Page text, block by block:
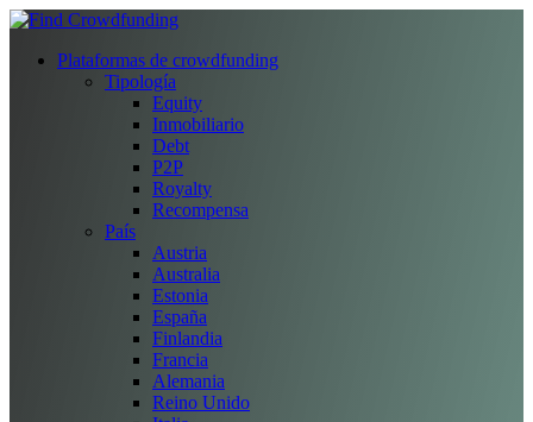
Plataformas de crowdfunding
Tipología
Equity
Inmobiliario
Debt
P2P
Royalty
Recompensa
País
Austria
Australia
Estonia
España
Finlandia
Francia
Alemania
Reino Unido